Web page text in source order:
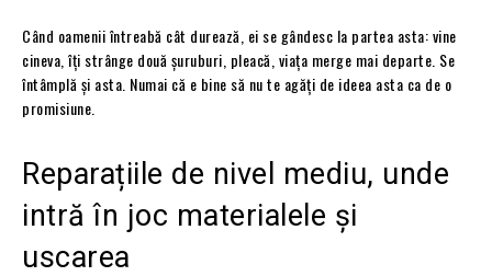
Când oamenii întreabă cât durează, ei se gândesc la partea asta: vine
cineva, îți strânge două șuruburi, pleacă, viața merge mai departe. Se
întâmplă și asta. Numai că e bine să nu te agăți de ideea asta ca de o
promisiune.
Reparațiile de nivel mediu, unde
intră în joc materialele și
uscarea